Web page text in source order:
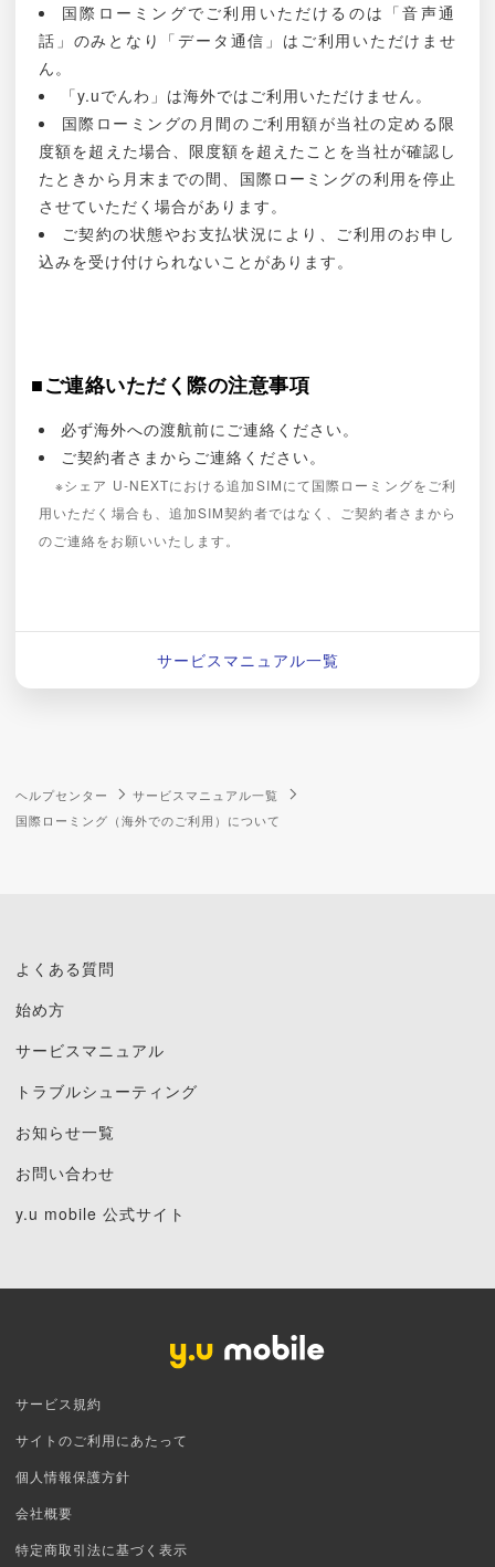
国際ローミングでご利用いただけるのは「音声通
話」のみとなり「データ通信」はご利用いただけませ
ん。
「y.uでんわ」は海外ではご利用いただけません。
国際ローミングの月間のご利用額が当社の定める限
度額を超えた場合、限度額を超えたことを当社が確認し
たときから月末までの間、国際ローミングの利用を停止
させていただく場合があります。
ご契約の状態やお支払状況により、ご利用のお申し
込みを受け付けられないことがあります。
■ご連絡いただく際の注意事項
必ず海外への渡航前にご連絡ください。
ご契約者さまからご連絡ください。
※シェア U-NEXTにおける追加SIMにて国際ローミングをご利
用いただく場合も、追加SIM契約者ではなく、ご契約者さまから
のご連絡をお願いいたします。
サービスマニュアル一覧
ヘルプセンター
サービスマニュアル一覧
国際ローミング（海外でのご利用）について
よくある質問
始め方
サービスマニュアル
トラブルシューティング
お知らせ一覧
お問い合わせ
y.u mobile 公式サイト
サービス規約
サイトのご利用にあたって
個人情報保護方針
会社概要
特定商取引法に基づく表示